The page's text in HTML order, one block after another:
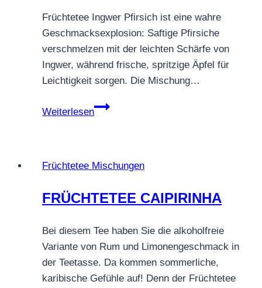
Früchtetee Ingwer Pfirsich ist eine wahre
Geschmacksexplosion: Saftige Pfirsiche
verschmelzen mit der leichten Schärfe von
Ingwer, während frische, spritzige Äpfel für
Leichtigkeit sorgen. Die Mischung…
Weiterlesen
Früchtetee
Ein
magenschonender
Früchtetee Mischungen
FRÜCHTETEE CAIPIRINHA
Bei diesem Tee haben Sie die alkoholfreie
Variante von Rum und Limonengeschmack in
der Teetasse. Da kommen sommerliche,
karibische Gefühle auf! Denn der Früchtetee